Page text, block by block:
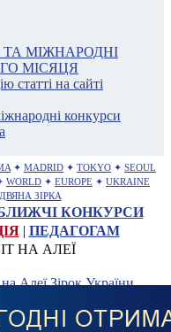
ТА МІЖНАРОДНІ
МІСЯЦЯ
статті на сайті
конкурси
✦ MADRID ✦ TOKYO ✦ SEOUL
WORLD ✦ EUROPE ✦ UKRAINE
ЗІРКА
КОНКУРСИ
| ПЕДАГОГАМ
НА АЛЕЇ